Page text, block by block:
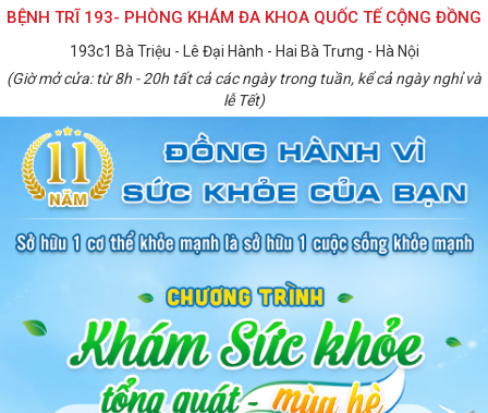
BỆNH TRĨ 193- PHÒNG KHÁM ĐA KHOA QUỐC TẾ CỘNG ĐỒNG
193c1 Bà Triệu - Lê Đại Hành - Hai Bà Trưng - Hà Nội
(Giờ mở cửa: từ 8h - 20h tất cả các ngày trong tuần, kể cả ngày nghỉ và
lễ Tết)